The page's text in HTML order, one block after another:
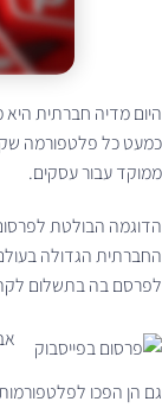
היום מדיה חברתית
כמעט כל פלטפורמה
ממוקד עבור עסקים.
הדוגמה הבולטת
החברתית הגדולה
לפרסם בה בתשלום
גם הן הפכו